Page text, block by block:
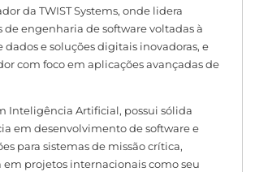
da TWIST Systems, onde lidera
de engenharia de software voltadas à
dados e soluções digitais inovadoras, e
com foco em aplicações avançadas de
Inteligência Artificial, possui sólida
em desenvolvimento de software e
para sistemas de missão crítica,
projetos internacionais como seu